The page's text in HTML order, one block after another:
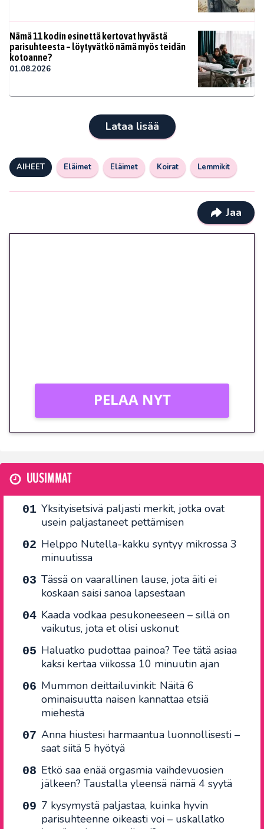
Nämä 11 kodin esinettä kertovat hyvästä
parisuhteesta – löytyvätkö nämä myös teidän
kotoanne?
01.08.2026
Lataa lisää
AIHEET Eläimet Eläimet Koirat Lemmikit
Jaa
PELAA NYT
UUSIMMAT
Yksityisetsivä paljasti merkit, jotka ovat
usein paljastaneet pettämisen
Helppo Nutella-kakku syntyy mikrossa 3
minuutissa
Tässä on vaarallinen lause, jota äiti ei
koskaan saisi sanoa lapsestaan
Kaada vodkaa pesukoneeseen – sillä on
vaikutus, jota et olisi uskonut
Haluatko pudottaa painoa? Tee tätä asiaa
kaksi kertaa viikossa 10 minuutin ajan
Mummon deittailuvinkit: Näitä 6
ominaisuutta naisen kannattaa etsiä
miehestä
Anna hiustesi harmaantua luonnollisesti –
saat siitä 5 hyötyä
Etkö saa enää orgasmia vaihdevuosien
jälkeen? Taustalla yleensä nämä 4 syytä
7 kysymystä paljastaa, kuinka hyvin
parisuhteenne oikeasti voi – uskallatko